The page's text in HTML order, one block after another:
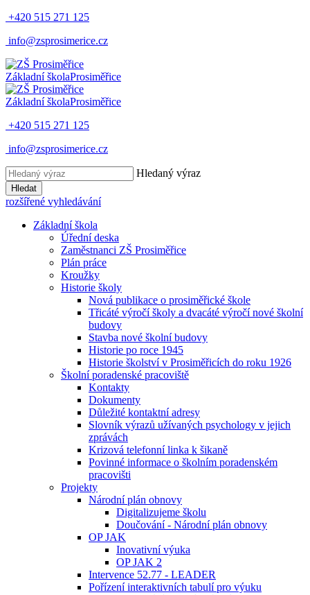
+420 515 271 125
info@zsprosimerice.cz
Základní školaProsiměřice
Základní školaProsiměřice
+420 515 271 125
info@zsprosimerice.cz
Hledaný výraz
Hledat
rozšířené vyhledávání
Základní škola
Úřední deska
Zaměstnanci ZŠ Prosiměřice
Plán práce
Kroužky
Historie školy
Nová publikace o prosiměřické škole
Třicáté výročí školy a dvacáté výročí nové školní
budovy
Stavba nové školní budovy
Historie po roce 1945
Historie školství v Prosiměřicích do roku 1926
Školní poradenské pracoviště
Kontakty
Dokumenty
Důležité kontaktní adresy
Slovník výrazů užívaných psychology v jejich
zprávách
Krizová telefonní linka k šikaně
Povinné informace o školním poradenském
pracovišti
Projekty
Národní plán obnovy
Digitalizujeme školu
Doučování - Národní plán obnovy
OP JAK
Inovativní výuka
OP JAK 2
Intervence 52.77 - LEADER
Pořízení interaktivních tabulí pro výuku